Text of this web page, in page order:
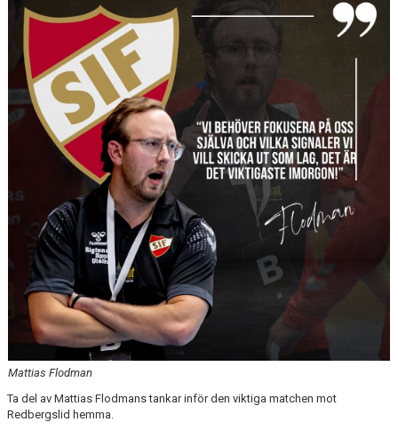
KALENDER
KONTAKT LAG
DOMARE/FUNKTIONÄRER
DOKUMENT
KORTPLANSSPELEN
Mattias Flodman
Ta del av Mattias Flodmans tankar inför den viktiga matchen mot
Redbergslid hemma.